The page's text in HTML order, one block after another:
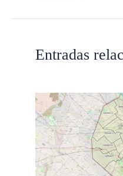
Entradas